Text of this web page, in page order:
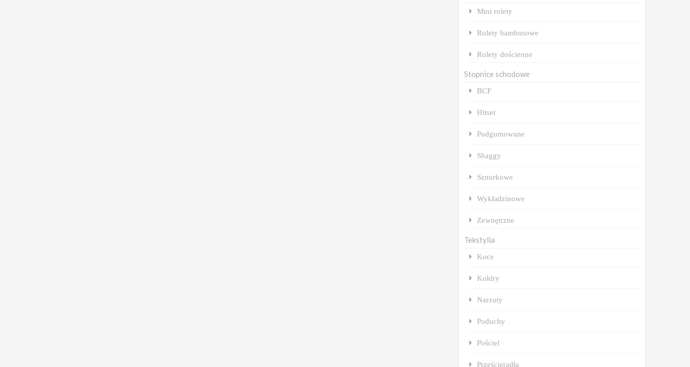
Mini rolety
Rolety bambusowe
Rolety dościenne
Stopnice schodowe
BCF
Hitset
Podgumowane
Shaggy
Sznurkowe
Wykładzinowe
Zewnętrzne
Tekstylia
Koce
Kołdry
Narzuty
Poduchy
Pościel
Prześcieradła